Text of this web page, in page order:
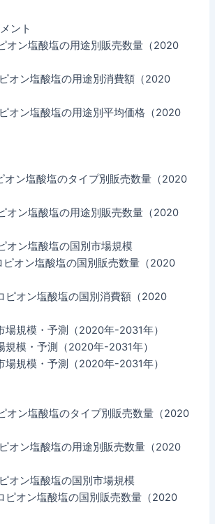
ント
オン塩酸塩の用途別販売数量（2020
オン塩酸塩の用途別消費額（2020
オン塩酸塩の用途別平均価格（2020
オン塩酸塩のタイプ別販売数量（2020
オン塩酸塩の用途別販売数量（2020
オン塩酸塩の国別市場規模
ピオン塩酸塩の国別販売数量（2020
ピオン塩酸塩の国別消費額（2020
場規模・予測（2020年-2031年）
規模・予測（2020年-2031年）
場規模・予測（2020年-2031年）
オン塩酸塩のタイプ別販売数量（2020
オン塩酸塩の用途別販売数量（2020
オン塩酸塩の国別市場規模
ピオン塩酸塩の国別販売数量（2020